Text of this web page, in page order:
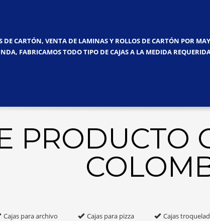
DE CARTÓN, VENTA DE LAMINAS Y ROLLOS DE CARTÓN POR
FABRICAMOS TODO TIPO DE CAJAS A LA MEDIDA
PRODUCTO
Cajas para archivo Cajas para pizza Cajas